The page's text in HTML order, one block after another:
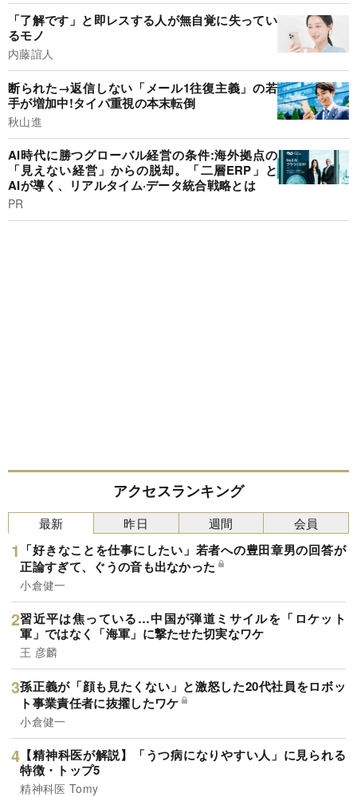
「了解です」と即レスする人が無自覚に失ってい
るモノ
内藤誼人
断られた→返信しない「メール1往復主義」の若
手が増加中!タイパ重視の本末転倒
秋山進
AI時代に勝つグローバル経営の条件:海外拠点の
「見えない経営」からの脱却。「二層ERP」と
AIが導く、リアルタイム·データ統合戦略とは
PR
アクセスランキング
最新
「好きなことを仕事にしたい」若者への豊田章男の回答が
正論すぎて、ぐうの音も出なかった
小倉健一
習近平は焦っている…中国が弾道ミサイルを「ロケット
軍」ではなく「海軍」に撃たせた切実なワケ
王 彦麟
孫正義が「顔も見たくない」と激怒した20代社員をロボッ
ト事業責任者に抜擢したワケ
小倉健一
【精神科医が解説】「うつ病になりやすい人」に見られる
特徴・トップ5
精神科医 Tomy
昨日 週間 会員